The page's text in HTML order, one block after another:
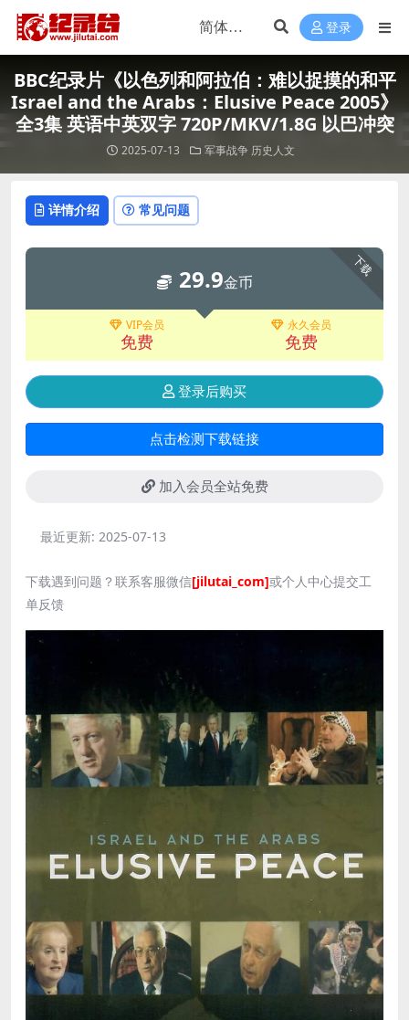
登录
BBC纪录片《以色列和阿拉伯：难以捉摸的和平
Israel and the Arabs：Elusive Peace 2005》
全3集 英语中英双字 720P/MKV/1.8G 以巴冲突
2025-07-13 军事战争 历史人文
详情介绍 常见问题
下载
29.9金币
VIP会员
免费
永久会员
免费
登录后购买
点击检测下载链接
加入会员全站免费
最近更新: 2025-07-13
下载遇到问题？联系客服微信[jilutai_com]或个人中心提交工
单反馈